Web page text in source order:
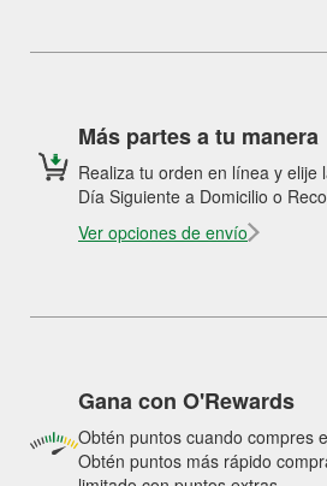
Más partes a tu manera
Realiza tu orden en línea y elije
Día Siguiente a Domicilio o
Ver opciones de envío
Gana con O'Rewards
Obtén puntos cuando compres
Obtén puntos más rápido